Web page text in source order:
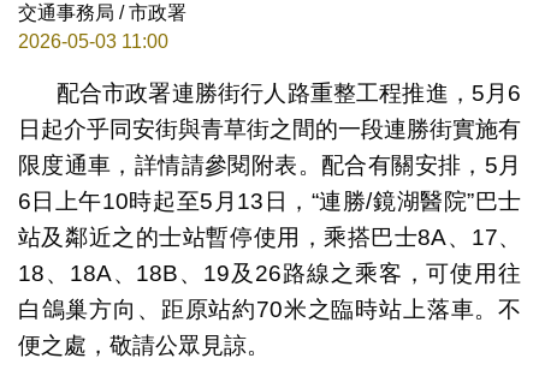
交通事務局 / 市政署
2026-05-03 11:00
配合市政署連勝街行人路重整工程推進，5月6
日起介乎同安街與青草街之間的一段連勝街實施有
限度通車，詳情請參閱附表。配合有關安排，5月
6日上午10時起至5月13日，“連勝/鏡湖醫院”巴士
站及鄰近之的士站暫停使用，乘搭巴士8A、17、
18、18A、18B、19及26路線之乘客，可使用往
白鴿巢方向、距原站約70米之臨時站上落車。不
便之處，敬請公眾見諒。